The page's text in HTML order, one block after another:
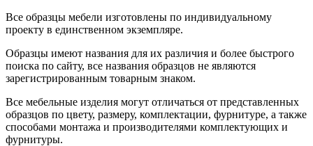
Все образцы мебели изготовлены по индивидуальному
проекту в единственном экземпляре.
Образцы имеют названия для их различия и более быстрого
поиска по сайту, все названия образцов не являются
зарегистрированным товарным знаком.
Все мебельные изделия могут отличаться от представленных
образцов по цвету, размеру, комплектации, фурнитуре, а также
способами монтажа и производителями комплектующих и
фурнитуры.